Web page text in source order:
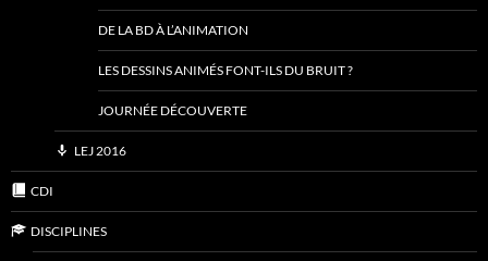
DE LA BD À L’ANIMATION
LES DESSINS ANIMÉS FONT-ILS DU BRUIT ?
JOURNÉE DÉCOUVERTE
LEJ 2016
CDI
DISCIPLINES